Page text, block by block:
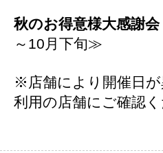
日
秋のお得意様大感謝会
～10月下旬≫
※店舗により開催日
利用の店舗にご確認